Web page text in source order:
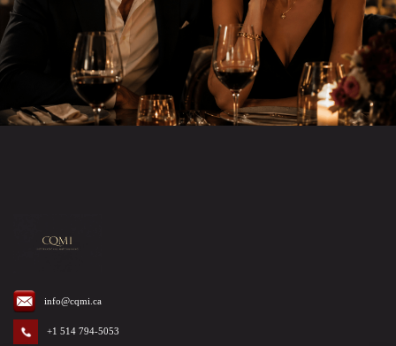
info@cqmi.ca
+1 514 794-5053